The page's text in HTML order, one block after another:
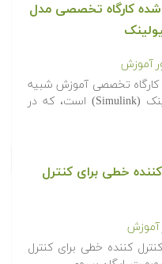
کارگاه تخصصی مدل
آموزش
تخصصی آموزش شبیه
سازی و مدل سازی با سیمیولینک (Simulink) است، که در
خطی برای کنترل
آموزش
کننده خطی برای کنترل